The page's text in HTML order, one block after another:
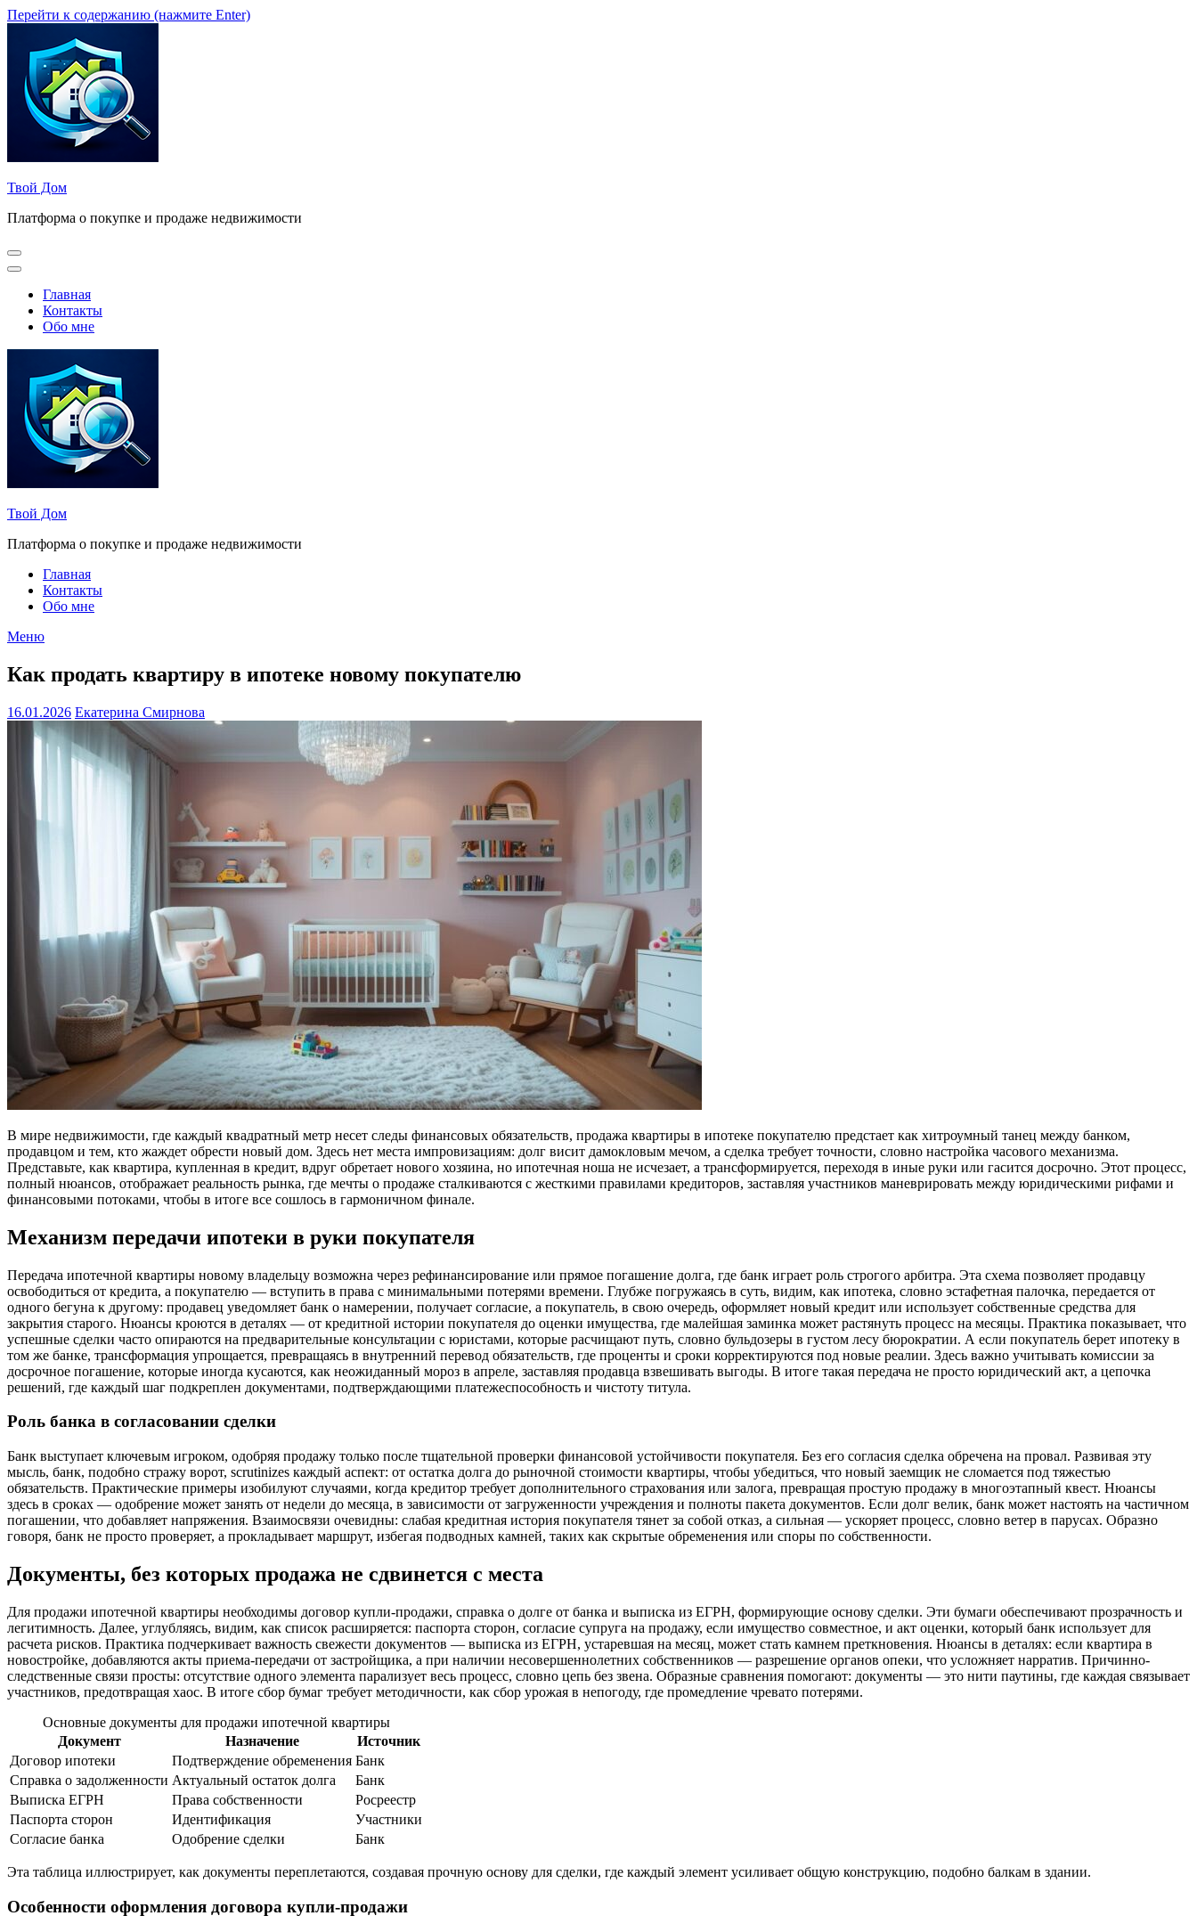
Перейти к содержанию (нажмите Enter)
Твой Дом
Платформа о покупке и продаже недвижимости
Главная
Контакты
Обо мне
Твой Дом
Платформа о покупке и продаже недвижимости
Главная
Контакты
Обо мне
Меню
Как продать квартиру в ипотеке новому покупателю
16.01.2026 Екатерина Смирнова
В мире недвижимости, где каждый квадратный метр несет следы финансовых обязательств, продажа квартиры в ипотеке покупателю предстает как хитроумный танец между банком,
продавцом и тем, кто жаждет обрести новый дом. Здесь нет места импровизациям: долг висит дамокловым мечом, а сделка требует точности, словно настройка часового механизма.
Представьте, как квартира, купленная в кредит, вдруг обретает нового хозяина, но ипотечная ноша не исчезает, а трансформируется, переходя в иные руки или гасится досрочно. Этот процесс,
полный нюансов, отображает реальность рынка, где мечты о продаже сталкиваются с жесткими правилами кредиторов, заставляя участников маневрировать между юридическими рифами и
финансовыми потоками, чтобы в итоге все сошлось в гармоничном финале.
Механизм передачи ипотеки в руки покупателя
Передача ипотечной квартиры новому владельцу возможна через рефинансирование или прямое погашение долга, где банк играет роль строгого арбитра. Эта схема позволяет продавцу
освободиться от кредита, а покупателю — вступить в права с минимальными потерями времени. Глубже погружаясь в суть, видим, как ипотека, словно эстафетная палочка, передается от
одного бегуна к другому: продавец уведомляет банк о намерении, получает согласие, а покупатель, в свою очередь, оформляет новый кредит или использует собственные средства для
закрытия старого. Нюансы кроются в деталях — от кредитной истории покупателя до оценки имущества, где малейшая заминка может растянуть процесс на месяцы. Практика показывает, что
успешные сделки часто опираются на предварительные консультации с юристами, которые расчищают путь, словно бульдозеры в густом лесу бюрократии. А если покупатель берет ипотеку в
том же банке, трансформация упрощается, превращаясь в внутренний перевод обязательств, где проценты и сроки корректируются под новые реалии. Здесь важно учитывать комиссии за
досрочное погашение, которые иногда кусаются, как неожиданный мороз в апреле, заставляя продавца взвешивать выгоды. В итоге такая передача не просто юридический акт, а цепочка
решений, где каждый шаг подкреплен документами, подтверждающими платежеспособность и чистоту титула.
Роль банка в согласовании сделки
Банк выступает ключевым игроком, одобряя продажу только после тщательной проверки финансовой устойчивости покупателя. Без его согласия сделка обречена на провал. Развивая эту
мысль, банк, подобно стражу ворот, scrutinizes каждый аспект: от остатка долга до рыночной стоимости квартиры, чтобы убедиться, что новый заемщик не сломается под тяжестью
обязательств. Практические примеры изобилуют случаями, когда кредитор требует дополнительного страхования или залога, превращая простую продажу в многоэтапный квест. Нюансы
здесь в сроках — одобрение может занять от недели до месяца, в зависимости от загруженности учреждения и полноты пакета документов. Если долг велик, банк может настоять на частичном
погашении, что добавляет напряжения. Взаимосвязи очевидны: слабая кредитная история покупателя тянет за собой отказ, а сильная — ускоряет процесс, словно ветер в парусах. Образно
говоря, банк не просто проверяет, а прокладывает маршрут, избегая подводных камней, таких как скрытые обременения или споры по собственности.
Документы, без которых продажа не сдвинется с места
Для продажи ипотечной квартиры необходимы договор купли-продажи, справка о долге от банка и выписка из ЕГРН, формирующие основу сделки. Эти бумаги обеспечивают прозрачность и
легитимность. Далее, углубляясь, видим, как список расширяется: паспорта сторон, согласие супруга на продажу, если имущество совместное, и акт оценки, который банк использует для
расчета рисков. Практика подчеркивает важность свежести документов — выписка из ЕГРН, устаревшая на месяц, может стать камнем преткновения. Нюансы в деталях: если квартира в
новостройке, добавляются акты приема-передачи от застройщика, а при наличии несовершеннолетних собственников — разрешение органов опеки, что усложняет нарратив. Причинно-
следственные связи просты: отсутствие одного элемента парализует весь процесс, словно цепь без звена. Образные сравнения помогают: документы — это нити паутины, где каждая связывает
участников, предотвращая хаос. В итоге сбор бумаг требует методичности, как сбор урожая в непогоду, где промедление чревато потерями.
Основные документы для продажи ипотечной квартиры
Документ
Назначение
Источник
Договор ипотеки
Подтверждение обременения Банк
Справка о задолженности Актуальный остаток долга
Банк
Выписка ЕГРН
Права собственности
Росреестр
Паспорта сторон
Идентификация
Участники
Согласие банка
Одобрение сделки Банк
Эта таблица иллюстрирует, как документы переплетаются, создавая прочную основу для сделки, где каждый элемент усиливает общую конструкцию, подобно балкам в здании.
Особенности оформления договора купли-продажи